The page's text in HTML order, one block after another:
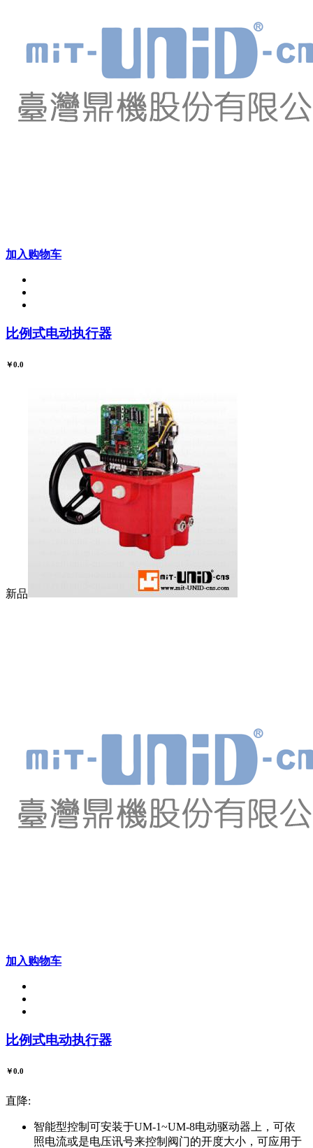
加入购物车
比例式电动执行器
￥0.0
新品
加入购物车
比例式电动执行器
￥0.0
直降:
智能型控制可安装于UM-1~UM-8电动驱动器上，可依
照电流或是电压讯号来控制阀门的开度大小，可应用于